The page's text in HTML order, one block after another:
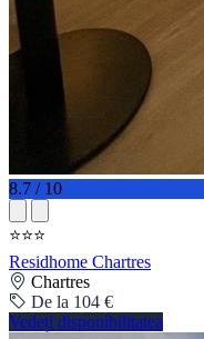
8.7 / 10
⭐⭐⭐
Residhome Chartres
Chartres
De la 104 €
Vedeți disponibilitatea